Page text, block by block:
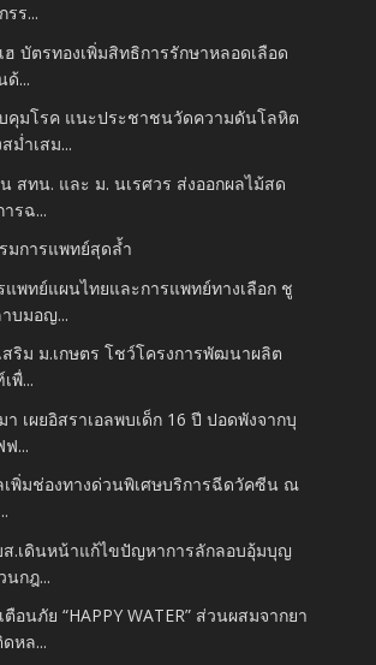
ร...
ฮ บัตรทองเพิ่มสิทธิการรักษาหลอดเลือด
ด้...
คุมโรค แนะประชาชนวัดความดันโลหิต
ม่ำเสม...
สทน. และ ม. นเรศวร ส่งออกผลไม้สด
รฉ...
มการแพทย์สุดล้ำ
แพทย์แผนไทยและการแพทย์ทางเลือก ชู
าบมอญ...
สริม ม.เกษตร โชว์โครงการพัฒนาผลิต
พื่...
า เผยอิสราเอลพบเด็ก 16 ปี ปอดพังจากบุ
...
เพิ่มช่องทางด่วนพิเศษบริการฉีดวัคซีน ณ
ส.เดินหน้าแก้ไขปัญหาการลักลอบอุ้มบุญ
นกฎ...
อนภัย “HAPPY WATER” ส่วนผสมจากยา
หล...